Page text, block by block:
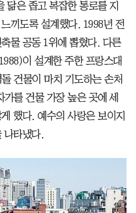
닮은 좁고 복잡한 통로를 지
끼도록 설계했다. 1998년 전
물 공동 1위에 뽑혔다. 다른
이 설계한 주한 프랑스대
건물이 마치 기도하는 손처
를 건물 가장 높은 곳에 세
했다. 예수의 사랑은 보이지
나타냈다.